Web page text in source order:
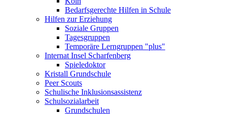
Bedarfsgerechte Hilfen in Schule
Hilfen zur Erziehung
Soziale Gruppen
Tagesgruppen
Temporäre Lerngruppen "plus"
Internat Insel Scharfenberg
Spieledoktor
Kristall Grundschule
Peer Scouts
Schulische Inklusionsassistenz
Schulsozialarbeit
Grundschulen